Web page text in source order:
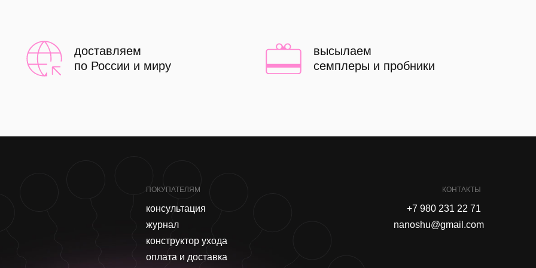
доставляем
по России и миру
высылаем
семплеры и пробники
ПОКУПАТЕЛЯМ
консультация
журнал
конструктор ухода
оплата и доставка
КОНТАКТЫ
+7 980 231 22 71
nanoshu@gmail.com